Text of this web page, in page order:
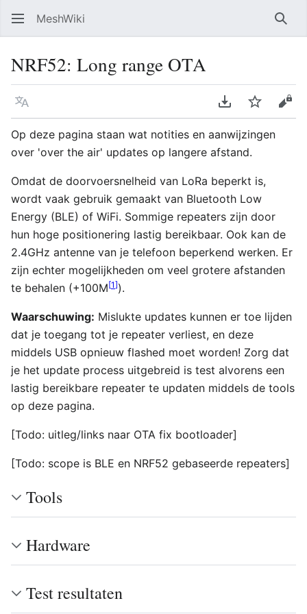
MeshWiki
NRF52: Long range OTA
Taal PDF Volgen
Op deze pagina staan wat notities en aanwijzingen
over 'over the air' updates op langere afstand.
Omdat de doorvoersnelheid van LoRa beperkt is,
wordt vaak gebruik gemaakt van Bluetooth Low
Energy (BLE) of WiFi. Sommige repeaters zijn door
hun hoge positionering lastig bereikbaar. Ook kan de
2.4GHz antenne van je telefoon beperkend werken. Er
zijn echter mogelijkheden om veel grotere afstanden
te behalen (+100M[1]).
Waarschuwing: Mislukte updates kunnen er toe lijden
dat je toegang tot je repeater verliest, en deze
middels USB opnieuw flashed moet worden! Zorg dat
je het update process uitgebreid is test alvorens een
lastig bereikbare repeater te updaten middels de tools
op deze pagina.
[Todo: uitleg/links naar OTA fix bootloader]
[Todo: scope is BLE en NRF52 gebaseerde repeaters]
Tools
Hardware
Test resultaten